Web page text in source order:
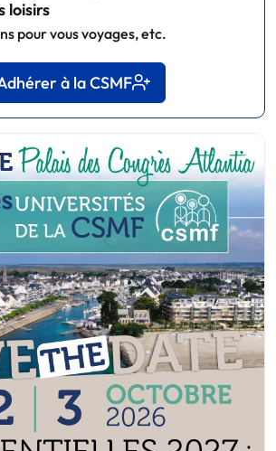
loisirs
pour vous voyages, etc.
à la CSMF